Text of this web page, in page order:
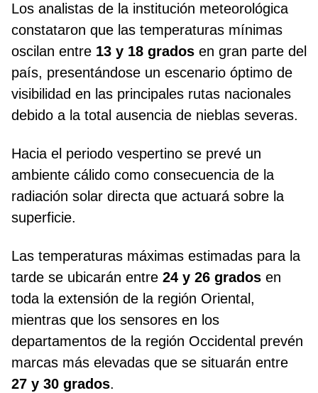
Los analistas de la institución meteorológica
constataron que las temperaturas mínimas
oscilan entre 13 y 18 grados en gran parte del
país, presentándose un escenario óptimo de
visibilidad en las principales rutas nacionales
debido a la total ausencia de nieblas severas.
Hacia el periodo vespertino se prevé un
ambiente cálido como consecuencia de la
radiación solar directa que actuará sobre la
superficie.
Las temperaturas máximas estimadas para la
tarde se ubicarán entre 24 y 26 grados en
toda la extensión de la región Oriental,
mientras que los sensores en los
departamentos de la región Occidental prevén
marcas más elevadas que se situarán entre
27 y 30 grados.